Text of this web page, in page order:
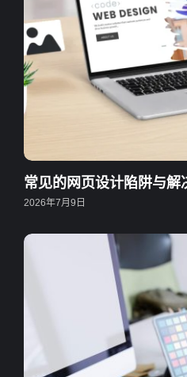
常见的网页设计陷阱与解
2026年7月9日